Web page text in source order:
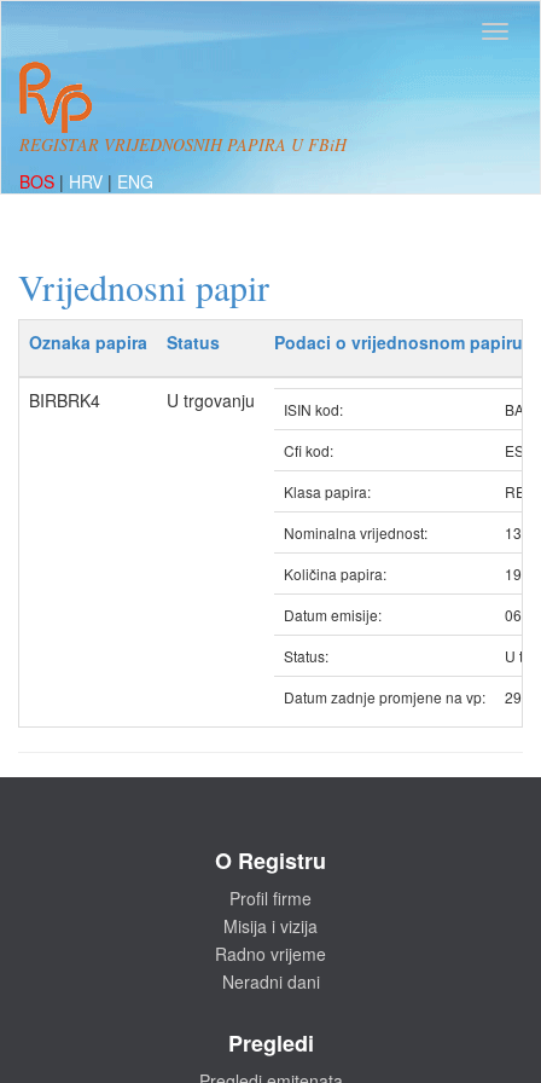
REGISTAR VRIJEDNOSNIH PAPIRA U FBiH
BOS | HRV | ENG
Vrijednosni papir
Oznaka papira Status Podaci o vrijednosnom papiru
BIRBRK4 U trgovanju ISIN kod:
Cfi kod:
Klasa papira:
Nominalna vrijednost:
13.17
Količina papira:
Datum emisije:
Status:
U
Datum zadnje promjene na vp:
O Registru
Profil firme
Misija i vizija
Radno vrijeme
Neradni dani
Pregledi